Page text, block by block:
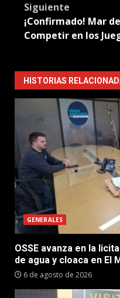
Siguiente
¡Confirmado! Mar
Competir en los
HISTORIAS
GENERALES
OSSE avanza en la
de agua y cloaca en El
6 de agosto de 2026